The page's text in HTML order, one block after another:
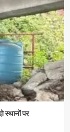
स्थानों पर